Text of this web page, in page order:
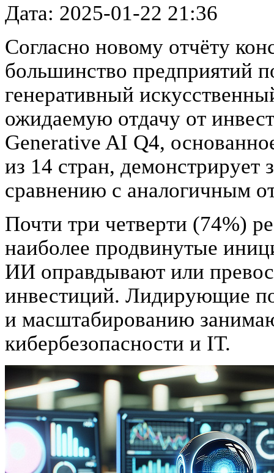
Дата: 2025-01-22 21:36
Согласно новому отчёту
большинство предприятий
генеративный
ожидаемую отдачу от
Generative AI Q4,
из 14 стран, демонстрирует
сравнению с аналогичным
Почти три четверти (74%)
наиболее продвинутые
ИИ оправдывают или
инвестиций. Лидирующие
и масштабированию
кибербезопасности и IT.